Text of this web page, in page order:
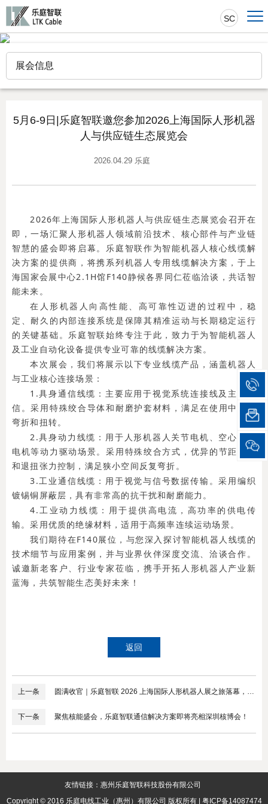
SC
展会信息
5月6-9日|乐庭智联邀您参加2026上海国际人形机器
人与供应链生态展览会
2026.04.29 乐庭
2026年上海国际人形机器人与供应链生态展览会召开在
即，一场汇聚人形机器人领域前沿技术、核心部件与产业链
智慧的盛会即将启幕。乐庭智联作为智能机器人核心线缆解
决方案的提供商，将携系列机器人专用线缆解决方案，于上
海国家会展中心2.1H馆F140静候各界同仁莅临洽谈，共话智
能未来。
在人形机器人向高性能、高可靠性迈进的过程中，稳
定、耐久的内部连接系统是保障其精准运动与长期稳定运行
的关键基础。乐庭智联始终专注于此，致力于为智能机器人
及工业自动化设备提供专业可靠的线缆解决方案。
本次展会，我们将展示以下专业线缆产品，涵盖机器人
与工业核心连接场景：
1.具身通信线缆：主要应用于视觉系统连接线及主干通
信。采用特殊绞合导体和耐磨护套材料，满足在使用中反复
弯折和扭转。
2.具身动力线缆：用于人形机器人关节电机、空心杯、
电机等动力驱动场景。采用特殊绞合方式，优异的节距设定
和退扭张力控制，满足狭小空间反复弯折。
3.工业通信线缆：用于视觉与信号数据传输。采用编织
镀锡铜屏蔽层，具有非常高的抗干扰和耐磨能力。
4.工业动力线缆：用于提供高电流，高功率的供电传
输。采用优质的绝缘材料，适用于高频率连续运动场景。
我们期待在F140展位，与您深入探讨智能机器人线缆的
技术细节与应用案例，并与业界伙伴深度交流、洽谈合作。
诚邀新老客户、行业专家莅临，携手开拓人形机器人产业新
蓝海，共筑智能生态美好未来！
返回
上一条
圆满收官｜乐庭智联 2026 上海国际人形机器人展之旅落幕，聚
下一条
聚焦核能盛会，乐庭智联通信解决方案即将亮相深圳核博会！
友情链接： 惠州乐庭智联科技股份有限公司
Copyright © 2016 乐庭电线工业（惠州）有限公司 版权所有 | 粤ICP备14087474